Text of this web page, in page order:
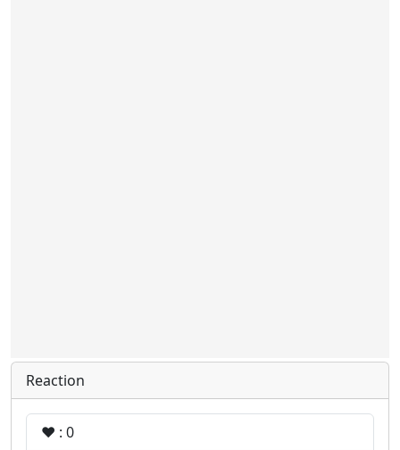
Reaction
❤️ : 0